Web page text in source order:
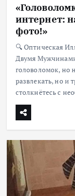
интернет:
фото!»
🔍 Оптическая
Двумя
головоломок, но
развлекать, но и
столкнётесь с